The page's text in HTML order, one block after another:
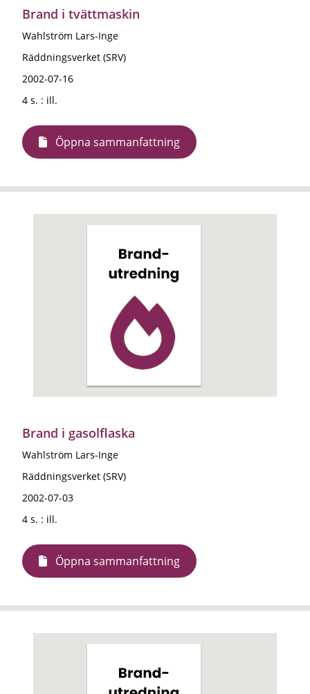
Brand i tvättmaskin
Wahlström Lars-Inge
Räddningsverket (SRV)
2002-07-16
4 s. : ill.
Öppna sammanfattning
Brand i gasolflaska
Wahlström Lars-Inge
Räddningsverket (SRV)
2002-07-03
4 s. : ill.
Öppna sammanfattning